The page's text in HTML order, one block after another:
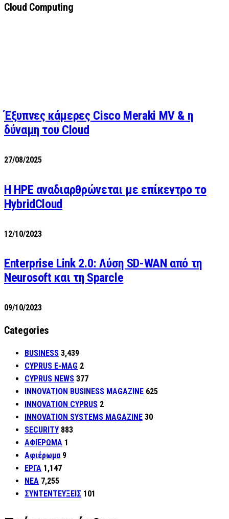
Cloud Computing
Έξυπνες κάμερες Cisco Meraki MV & η
δύναμη του Cloud
27/08/2025
H HPE αναδιαρθρώνεται με επίκεντρο το
HybridCloud
12/10/2023
Enterprise Link 2.0: Λύση SD-WAN από τη
Neurosoft και τη Sparcle
09/10/2023
Categories
BUSINESS 3,439
CYPRUS E-MAG 2
CYPRUS NEWS 377
INNOVATION BUSINESS MAGAZINE 625
INNOVATION CYPRUS 2
INNOVATION SYSTEMS MAGAZINE 30
SECURITY 883
ΑΦΙΕΡΩΜΑ 1
Αφιέρωμα 9
ΕΡΓΑ 1,147
ΝΕΑ 7,255
ΣΥΝΤΕΝΤΕΥΞΕΙΣ 101